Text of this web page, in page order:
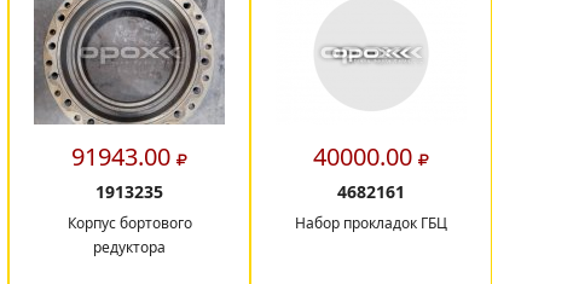
91943.00
1913235
Корпус бортового
редуктора
40000.00
4682161
Набор прокладок ГБЦ